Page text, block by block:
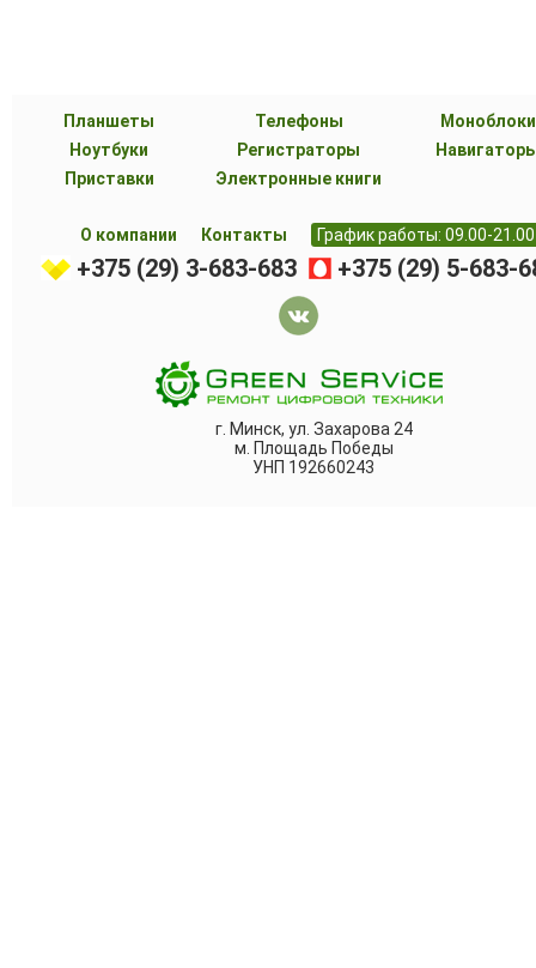
Планшеты Телефоны
Моноблоки
Ноутбуки
Регистраторы
Приставки
Электронные книги
О компании Контакты График работы: 09.00-21.00
+375 (29) 3-683-683 +375 (29) 5-683-
г. Минск, ул. Захарова 24
м. Площадь Победы
УНП 192660243